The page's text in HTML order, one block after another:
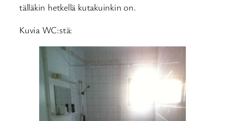
tälläkin hetkellä kutakuinkin on.
Kuvia WC:stä: